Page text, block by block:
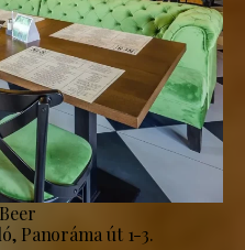
Panoráma út 1-3.